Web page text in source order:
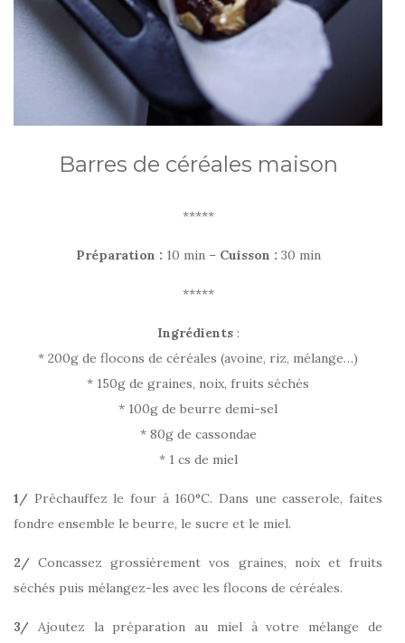
Barres de céréales maison
*****
Préparation : 10 min – Cuisson : 30 min
*****
Ingrédients:
* 200g de flocons de céréales (avoine, riz, mélange…)
* 150g de graines, noix, fruits séchés
* 100g de beurre demi-sel
* 80g de cassondae
* 1 cs de miel
1/ Préchauffez le four à 160°C. Dans une casserole, faites
fondre ensemble le beurre, le sucre et le miel.
2/ Concassez grossièrement vos graines, noix et fruits
séchés puis mélangez-les avec les flocons de céréales.
3/ Ajoutez la préparation au miel à votre mélange de